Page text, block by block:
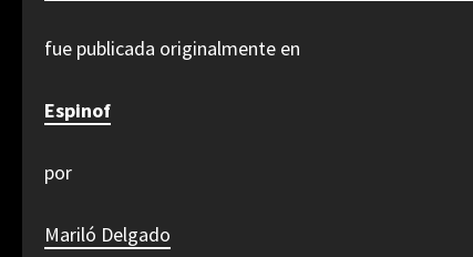
fue publicada originalmente en
Espinof
por
Mariló Delgado